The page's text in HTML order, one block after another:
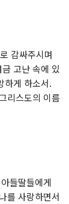
감싸주시며
고난 속에 있
하게 하소서.
리스도의 이름
들딸들에게
를 사랑하면서